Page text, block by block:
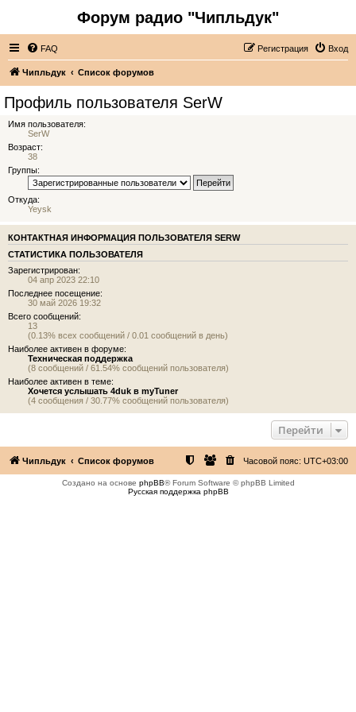
Форум радио "Чипльдук"
FAQ Вход
Регистрация
Чипльдук Список форумов
Профиль пользователя SerW
Имя пользователя:
SerW
Возраст:
38
Группы:
Откуда:
Yeysk
КОНТАКТНАЯ ИНФОРМАЦИЯ ПОЛЬЗОВАТЕЛЯ SERW
СТАТИСТИКА ПОЛЬЗОВАТЕЛЯ
Зарегистрирован:
04 апр 2023 22:10
Последнее посещение:
30 май 2026 19:32
Всего сообщений:
13
(0.13% всех сообщений / 0.01 сообщений в день)
Наиболее активен в форуме:
Техническая поддержка
(8 сообщений / 61.54% сообщений пользователя)
Наиболее активен в теме:
Хочется услышать 4duk в myTuner
(4 сообщения / 30.77% сообщений пользователя)
Перейти
Чипльдук Список форумов Часовой пояс: UTC+03:00
Создано на основе phpBB® Forum Software © phpBB Limited
Русская поддержка phpBB